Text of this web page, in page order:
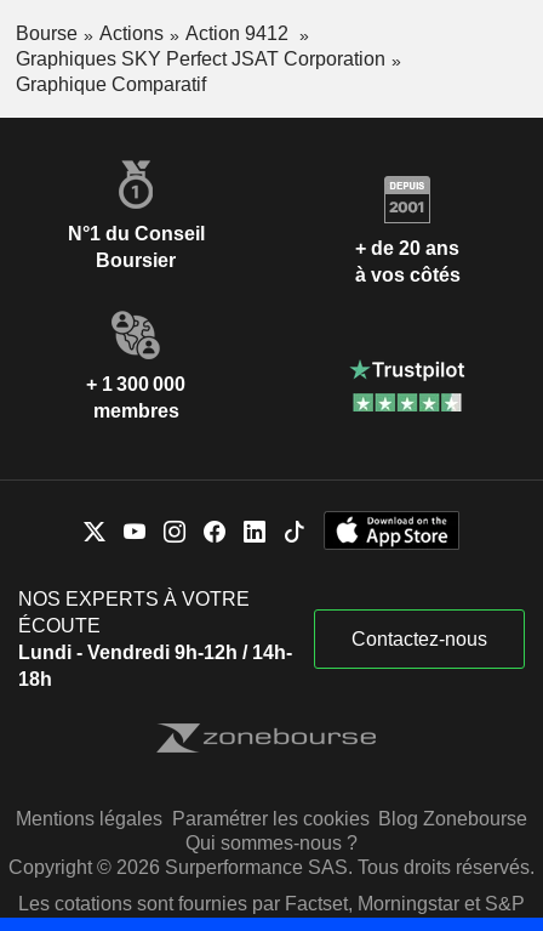
Bourse Actions
Action 9412
Graphiques SKY Perfect JSAT Corporation
Graphique Comparatif
N°1 du Conseil
Boursier
+ de 20 ans
à vos côtés
+ 1 300 000
membres
NOS EXPERTS À VOTRE
ÉCOUTE
Lundi - Vendredi 9h-12h / 14h-
18h
Contactez-nous
Mentions légales Paramétrer les cookies Blog Zonebourse
Qui sommes-nous ?
Copyright © 2026 Surperformance SAS. Tous droits réservés.
Les cotations sont fournies par Factset, Morningstar et S&P